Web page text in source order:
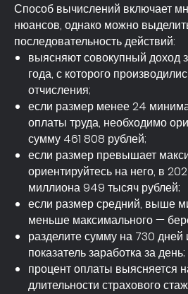
Способ вычислений включает
нюансов, однако можно
последовательность действий:
выясняют совокупный доход
года, с которого
отчисления;
если размер менее 24
оплаты труда, необходимо
сумму 461 808 рублей;
если размер превышает
ориентируйтесь на него, в
миллиона 949 тысяч рублей;
если размер средний, выше
меньше максимального —
разделите сумму на 730 дней
показатель заработка за день;
процент оплаты выясняется
длительности страхового